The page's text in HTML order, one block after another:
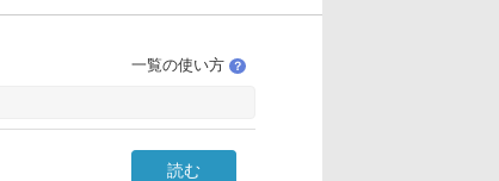
一覧の使い方 ？
読む